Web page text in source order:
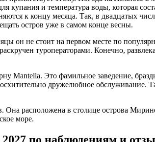
купания и температура воды, которая
к концу месяца. Так, в двадцатых
остров уже в самом конце весны.
он не стоит на первом месте по
туроператорами. Конечно,
Mantella. Это фамильное заведение,
дружелюбное обслуживание.
расположена в столице острова
море.
по наблюдениям и